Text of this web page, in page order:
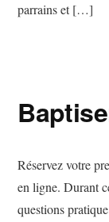
parrains et […]
Réservez votre
en ligne. Durant
questions